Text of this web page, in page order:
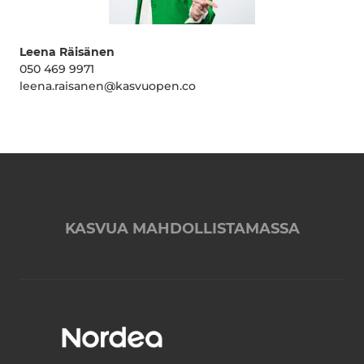
Leena Räisänen
050 469 9971
leena.raisanen@kasvuopen.co
KASVUA MAHDOLLISTAMASSA